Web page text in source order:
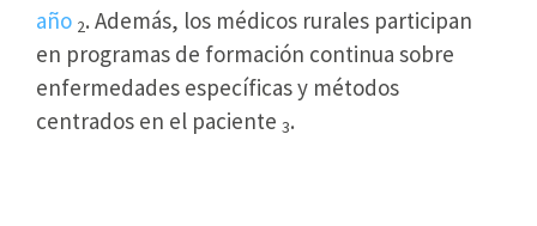
año 2. Además, los médicos rurales participan
en programas de formación continua sobre
enfermedades específicas y métodos
centrados en el paciente 3.